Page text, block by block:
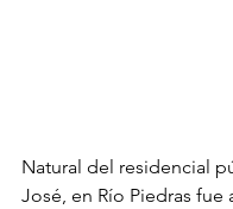
Natural del residencial
José, en Río Piedras fue